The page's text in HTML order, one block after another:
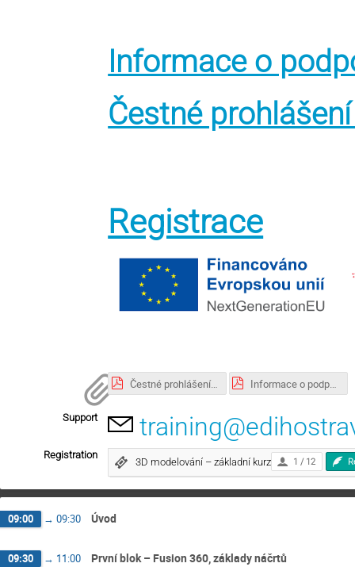
Informace o
Čestné
Registrace
Čestné prohlášení podniku.pdf Informace o podpoře a storno podmínky.pdf
Support
Registration
3D modelování – základní kurz 1 / 12
09:00 → 09:30 Úvod
09:30 → 11:00 První blok – Fusion 360, základy náčrtů